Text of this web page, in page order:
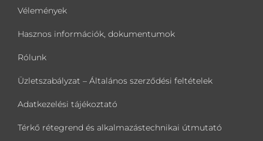
Vélemények
Hasznos információk, dokumentumok
Rólunk
Üzletszabályzat – Általános szerződési feltételek
Adatkezelési tájékoztató
Térkő rétegrend és alkalmazástechnikai útmutató